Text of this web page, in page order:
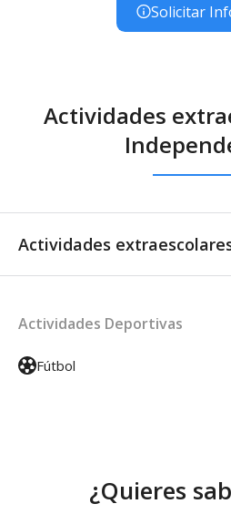
Solicitar
Actividades
Actividades
Actividades Deportivas
Fútbol
¿Quieres